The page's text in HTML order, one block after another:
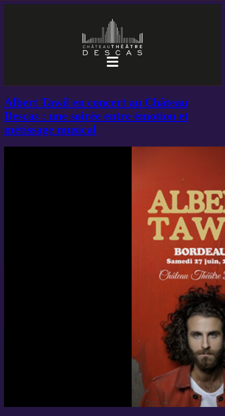
Albert Tawil en concert au Château
Descas : une soirée entre émotion et
métissage musical